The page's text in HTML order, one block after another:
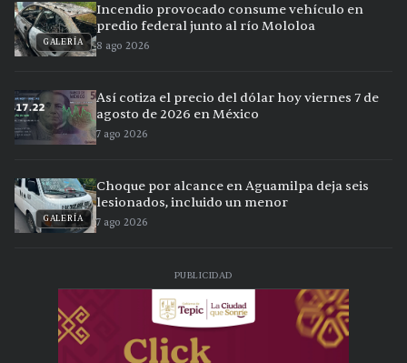
GALERÍA
Incendio provocado consume vehículo en
predio federal junto al río Mololoa
8 ago 2026
Así cotiza el precio del dólar hoy viernes 7 de
agosto de 2026 en México
7 ago 2026
GALERÍA
Choque por alcance en Aguamilpa deja seis
lesionados, incluido un menor
7 ago 2026
PUBLICIDAD